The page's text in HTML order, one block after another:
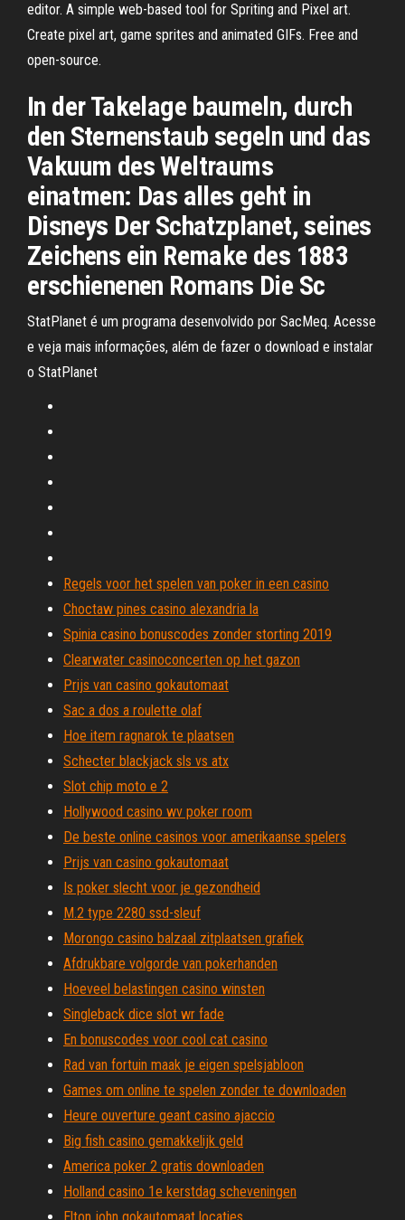
editor. A simple web-based tool for Spriting and Pixel art.
Create pixel art, game sprites and animated GIFs. Free and
open-source.
In der Takelage baumeln, durch
den Sternenstaub segeln und das
Vakuum des Weltraums
einatmen: Das alles geht in
Disneys Der Schatzplanet, seines
Zeichens ein Remake des 1883
erschienenen Romans Die Sc
StatPlanet é um programa desenvolvido por SacMeq. Acesse
e veja mais informações, além de fazer o download e instalar
o StatPlanet
Regels voor het spelen van poker in een casino
Choctaw pines casino alexandria la
Spinia casino bonuscodes zonder storting 2019
Clearwater casinoconcerten op het gazon
Prijs van casino gokautomaat
Sac a dos a roulette olaf
Hoe item ragnarok te plaatsen
Schecter blackjack sls vs atx
Slot chip moto e 2
Hollywood casino wv poker room
De beste online casinos voor amerikaanse spelers
Prijs van casino gokautomaat
Is poker slecht voor je gezondheid
M.2 type 2280 ssd-sleuf
Morongo casino balzaal zitplaatsen grafiek
Afdrukbare volgorde van pokerhanden
Hoeveel belastingen casino winsten
Singleback dice slot wr fade
En bonuscodes voor cool cat casino
Rad van fortuin maak je eigen spelsjabloon
Games om online te spelen zonder te downloaden
Heure ouverture geant casino ajaccio
Big fish casino gemakkelijk geld
America poker 2 gratis downloaden
Holland casino 1e kerstdag scheveningen